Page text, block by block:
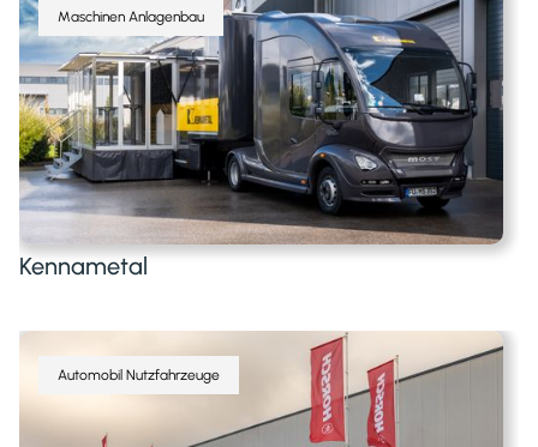
Kennametal
Maschinen Anlagenbau
Automobil Nutzfahrzeuge